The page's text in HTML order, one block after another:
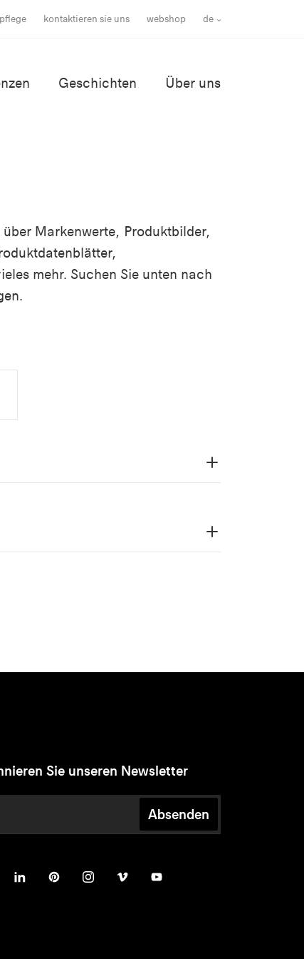
kontaktieren sie uns webshop de
Geschichten Über uns
Markenwerte, Produktbilder,
mehr. Suchen Sie unten nach
Sie unseren Newsletter
Absenden